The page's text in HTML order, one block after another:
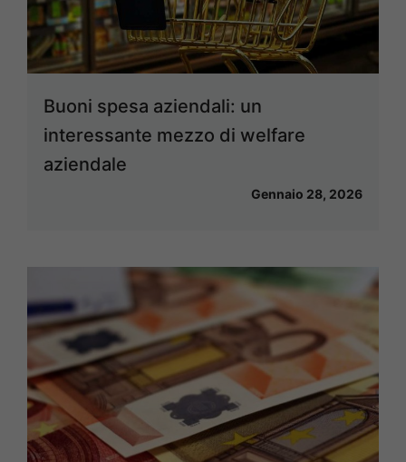
Buoni spesa aziendali: un
interessante mezzo di welfare
aziendale
Gennaio 28, 2026